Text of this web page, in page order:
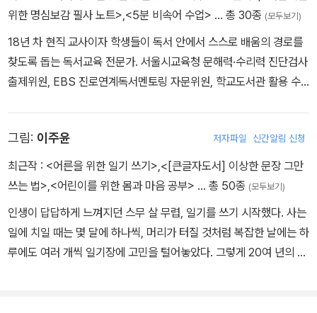
위한 명심보감 필사 노트>,<5분 비속어 수업> … 총 30종 (모두보기)
18년 차 현직 교사이자 학생들이 독서 안에서 스스로 배움의 경로를
찾도록 돕는 독서교육 전문가. 서울시교육청 문해력·수리력 진단검사
출제위원, EBS 진로연계독서멘토링 자문위원, 학교도서관 활용 수
업!-독서수업〉 편에 출연했다. 저서로는 『사춘기를 위한 문해력 수
업』, 『생기부 고전 필독서 30-외국문학 편』 등이 있다.
그림: 이주윤 저자파일 신간알림 신청
최근작 : <어른을 위한 일기 쓰기>,<[큰글자도서] 이상한 문장 그만
쓰는 법>,<어린이를 위한 몸과 마음 공부> … 총 50종 (모두보기)
인생이 답답하게 느껴지던 스무 살 무렵, 일기를 쓰기 시작했다. 사는
일에 치일 때는 몇 달에 하나씩, 머리가 터질 것처럼 복잡한 날에는 하
루에도 여러 개씩 일기장에 고민을 털어놓았다. 그렇게 20여 년의 세